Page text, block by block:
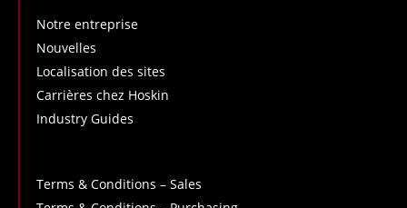
Notre entreprise
Nouvelles
Localisation des sites
Carrières chez Hoskin
Industry Guides
Terms & Conditions – Sales